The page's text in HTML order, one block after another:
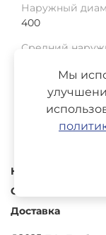
Наружный
400
Средний
Среднее
Каталог
О компании
Доставка
Мы